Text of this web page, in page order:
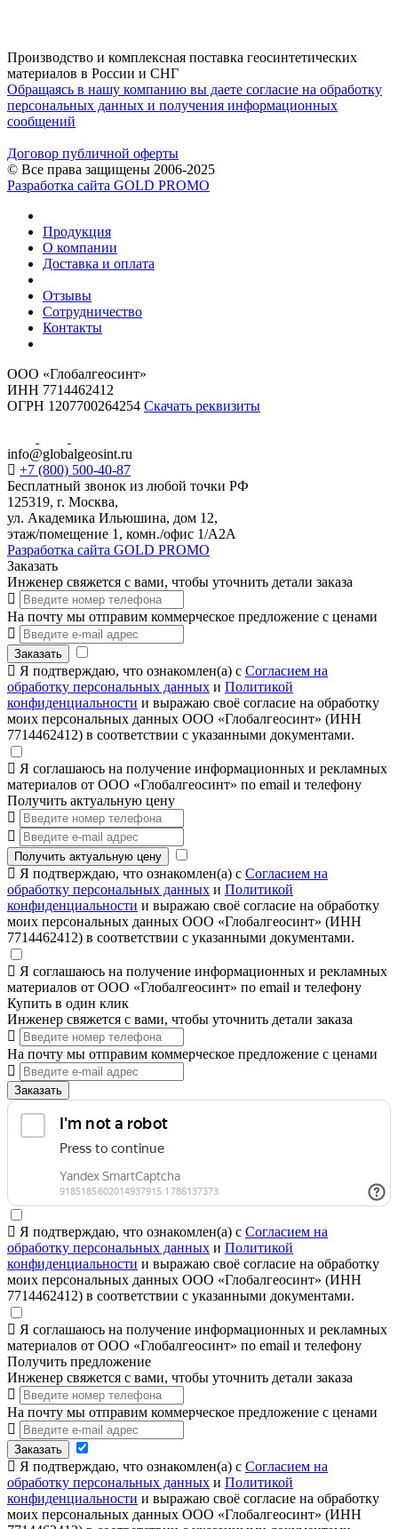
Производство и комплексная поставка геосинтетических
материалов в России и СНГ
Обращаясь в нашу компанию вы даете согласие на обработку
персональных данных и получения информационных
сообщений
Договор публичной оферты
© Все права защищены 2006-2025
Разработка сайта GOLD PROMO
Продукция
О компании
Доставка и оплата
Отзывы
Сотрудничество
Контакты
ООО «Глобалгеосинт»
ИНН 7714462412
ОГРН 1207700264254 Скачать реквизиты
info@globalgeosint.ru
+7 (800) 500-40-87
Бесплатный звонок из любой точки РФ
125319, г. Москва,
ул. Академика Ильюшина, дом 12,
этаж/помещение 1, комн./офис 1/А2А
Разработка сайта GOLD PROMO
Заказать
Инженер свяжется с вами, чтобы уточнить детали заказа
На почту мы отправим коммерческое предложение с ценами
Заказать
Я подтверждаю, что ознакомлен(а) с Согласием на
обработку персональных данных и Политикой
конфиденциальности и выражаю своё согласие на обработку
моих персональных данных ООО «Глобалгеосинт» (ИНН
7714462412) в соответствии с указанными документами.
Я соглашаюсь на получение информационных и рекламных
материалов от ООО «Глобалгеосинт» по email и телефону
Получить актуальную цену
Получить актуальную цену
Я подтверждаю, что ознакомлен(а) с Согласием на
обработку персональных данных и Политикой
конфиденциальности и выражаю своё согласие на обработку
моих персональных данных ООО «Глобалгеосинт» (ИНН
7714462412) в соответствии с указанными документами.
Я соглашаюсь на получение информационных и рекламных
материалов от ООО «Глобалгеосинт» по email и телефону
Купить в один клик
Инженер свяжется с вами, чтобы уточнить детали заказа
На почту мы отправим коммерческое предложение с ценами
Заказать
Я подтверждаю, что ознакомлен(а) с Согласием на
обработку персональных данных и Политикой
конфиденциальности и выражаю своё согласие на обработку
моих персональных данных ООО «Глобалгеосинт» (ИНН
7714462412) в соответствии с указанными документами.
Я соглашаюсь на получение информационных и рекламных
материалов от ООО «Глобалгеосинт» по email и телефону
Получить предложение
Инженер свяжется с вами, чтобы уточнить детали заказа
На почту мы отправим коммерческое предложение с ценами
Заказать
Я подтверждаю, что ознакомлен(а) с Согласием на
обработку персональных данных и Политикой
конфиденциальности и выражаю своё согласие на обработку
моих персональных данных ООО «Глобалгеосинт» (ИНН